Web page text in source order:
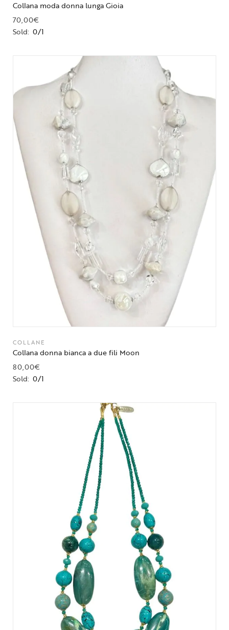
Collana moda donna lunga Gioia
70,00€
Sold: 0/1
COLLANE
Collana donna bianca a due fili Moon
80,00€
Sold: 0/1